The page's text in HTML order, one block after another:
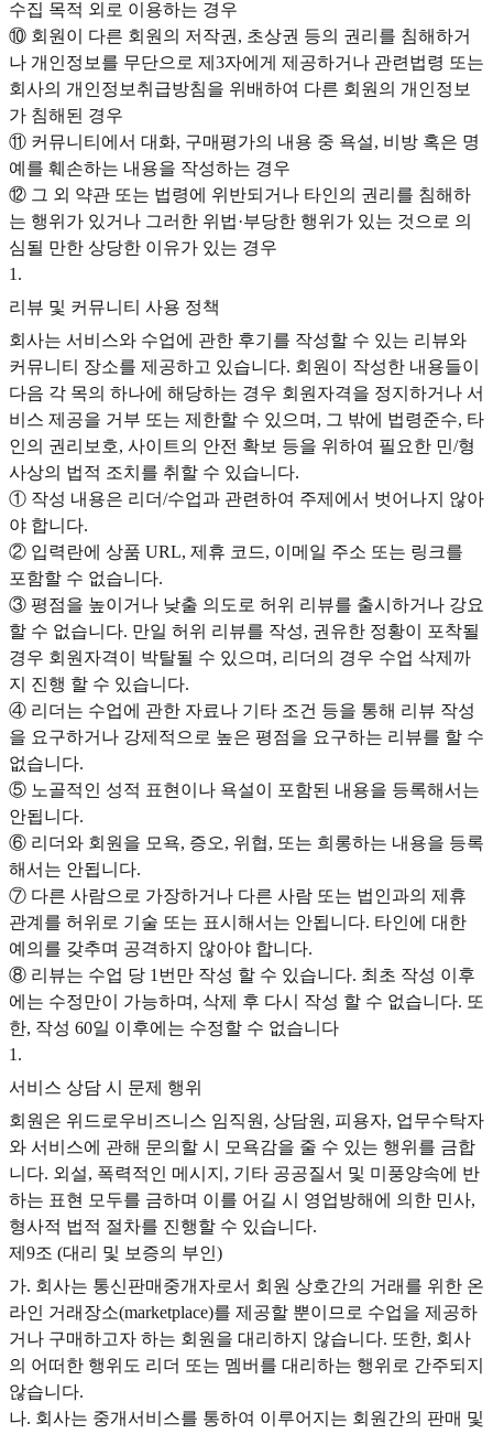
수집 목적 외로 이용하는 경우
⑩ 회원이 다른 회원의 저작권, 초상권 등의 권리를 침해하거
나 개인정보를 무단으로 제3자에게 제공하거나 관련법령 또는
회사의 개인정보취급방침을 위배하여 다른 회원의 개인정보
가 침해된 경우
⑪ 커뮤니티에서 대화, 구매평가의 내용 중 욕설, 비방 혹은 명
예를 훼손하는 내용을 작성하는 경우
⑫ 그 외 약관 또는 법령에 위반되거나 타인의 권리를 침해하
는 행위가 있거나 그러한 위법·부당한 행위가 있는 것으로 의
심될 만한 상당한 이유가 있는 경우
1 .
리뷰 및 커뮤니티 사용 정책
회사는 서비스와 수업에 관한 후기를 작성할 수 있는 리뷰와
커뮤니티 장소를 제공하고 있습니다. 회원이 작성한 내용들이
다음 각 목의 하나에 해당하는 경우 회원자격을 정지하거나 서
비스 제공을 거부 또는 제한할 수 있으며, 그 밖에 법령준수, 타
인의 권리보호, 사이트의 안전 확보 등을 위하여 필요한 민/형
사상의 법적 조치를 취할 수 있습니다.
① 작성 내용은 리더/수업과 관련하여 주제에서 벗어나지 않아
야 합니다.
② 입력란에 상품 URL, 제휴 코드, 이메일 주소 또는 링크를
포함할 수 없습니다.
③ 평점을 높이거나 낮출 의도로 허위 리뷰를 출시하거나 강요
할 수 없습니다. 만일 허위 리뷰를 작성, 권유한 정황이 포착될
경우 회원자격이 박탈될 수 있으며, 리더의 경우 수업 삭제까
지 진행 할 수 있습니다.
④ 리더는 수업에 관한 자료나 기타 조건 등을 통해 리뷰 작성
을 요구하거나 강제적으로 높은 평점을 요구하는 리뷰를 할 수
없습니다.
⑤ 노골적인 성적 표현이나 욕설이 포함된 내용을 등록해서는
안됩니다.
⑥ 리더와 회원을 모욕, 증오, 위협, 또는 희롱하는 내용을 등록
해서는 안됩니다.
⑦ 다른 사람으로 가장하거나 다른 사람 또는 법인과의 제휴
관계를 허위로 기술 또는 표시해서는 안됩니다. 타인에 대한
예의를 갖추며 공격하지 않아야 합니다.
⑧ 리뷰는 수업 당 1번만 작성 할 수 있습니다. 최초 작성 이후
에는 수정만이 가능하며, 삭제 후 다시 작성 할 수 없습니다. 또
한, 작성 60일 이후에는 수정할 수 없습니다
1 .
서비스 상담 시 문제 행위
회원은 위드로우비즈니스 임직원, 상담원, 피용자, 업무수탁자
와 서비스에 관해 문의할 시 모욕감을 줄 수 있는 행위를 금합
니다. 외설, 폭력적인 메시지, 기타 공공질서 및 미풍양속에 반
하는 표현 모두를 금하며 이를 어길 시 영업방해에 의한 민사,
형사적 법적 절차를 진행할 수 있습니다.
제9조 (대리 및 보증의 부인)
가. 회사는 통신판매중개자로서 회원 상호간의 거래를 위한 온
라인 거래장소(marketplace)를 제공할 뿐이므로 수업을 제공하
거나 구매하고자 하는 회원을 대리하지 않습니다. 또한, 회사
의 어떠한 행위도 리더 또는 멤버를 대리하는 행위로 간주되지
않습니다.
나. 회사는 중개서비스를 통하여 이루어지는 회원간의 판매 및